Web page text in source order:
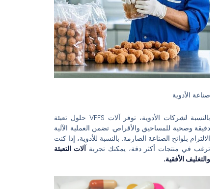
صناعة الأدوية
بالنسبة لشركات الأدوية، توفر آلات VFFS حلول تعبئة
دقيقة وصحية للمساحيق والأقراص. تضمن العملية الآلية
الالتزام بلوائح الصناعة الصارمة. بالنسبة للأدوية، إذا كنت
ترغب في منتجات أكثر دقة، يمكنك تجربةآلات التعبئة
والتغليف الأفقية.